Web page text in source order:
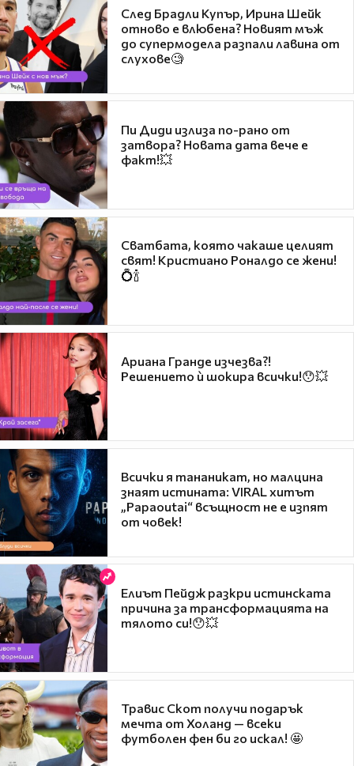
След Брадли Купър, Ирина Шейк
отново е влюбена? Новият мъж
до супермодела разпали лавина от
слухове🧐
Пи Диди излиза по-рано от
затвора? Новата дата вече е
факт!💥
Сватбата, която чакаше целият
свят! Кристиано Роналдо се жени!
💍🍾
Ариана Гранде изчезва?!
Решението ѝ шокира всички!😯💥
Всички я тананикат, но малцина
знаят истината: VIRAL хитът
„Papaoutai“ всъщност не е изпят
от човек!
Елиът Пейдж разкри истинската
причина за трансформацията на
тялото си!😯💥
Травис Скот получи подарък
мечта от Холанд — всеки
футболен фен би го искал! 🤩